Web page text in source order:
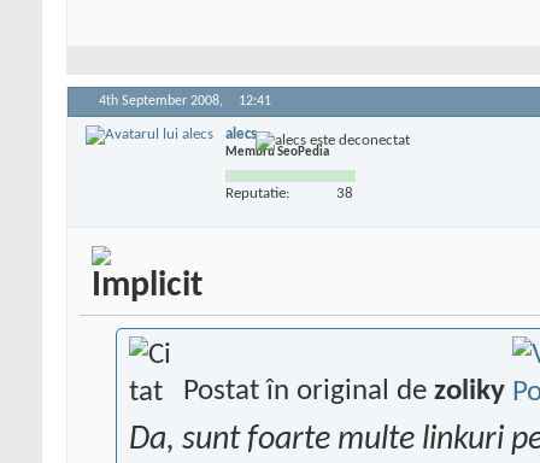
4th September 2008, 12:41
alecs
Membru SeoPedia
Reputatie: 38
Postat în original de zoliky
Da, sunt foarte multe linkuri